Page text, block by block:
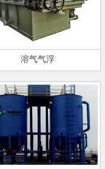
溶气气浮